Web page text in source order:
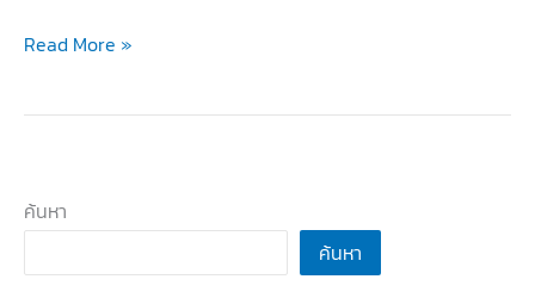
“พล
สุร
สมาคม
–
ได้
Read More »
ค้นหา
ค้นหา